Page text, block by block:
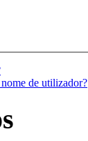
de utilizador?